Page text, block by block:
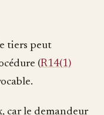
tiers peut
(R14(1)
car le demandeur